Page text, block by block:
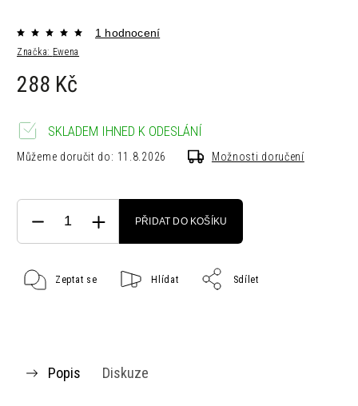
Značka: Ewena
1 hodnocení
288 Kč
SKLADEM IHNED K ODESLÁNÍ
Můžeme doručit do: 11.8.2026 Možnosti doručení
PŘIDAT DO KOŠÍKU
Zeptat se Hlídat Sdílet
Popis Diskuze